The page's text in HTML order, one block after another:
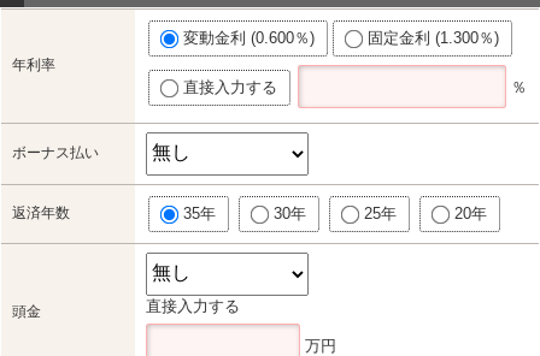
年利率
変動金利 (0.600％) 固定金利 (1.300％)
直接入力する ％
ボーナス払い
返済年数 35年 30年 25年 20年
頭金 直接入力する
万円